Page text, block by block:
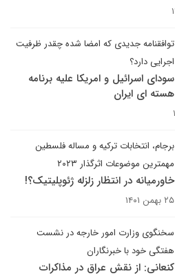
توافقنامه جدیدی که امضا شده چقدر ظرفیت
اجرایی دارد؟
سودای اسرائیل و امریکا علیه برنامه
هسته ای ایران
برجام، انتخابات ترکیه و مساله فلسطین
مهمترین موضوعات اثرگذار ۲۰۲۳
خاورمیانه در انتظار زلزله ژئوپلیتیک؟!
۲۵ بهمن ۱۴۰۱
سخنگوی وزارت امور خارجه در نشست
هفتگی خود با خبرنگاران
کنعانی: از نقش عراق در مذاکرات